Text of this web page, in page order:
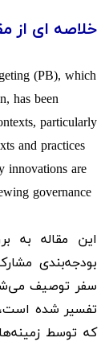
خلاصه ای از
(PB), which
has been
particularly
and practices
innovations are
governance
این مقاله به
بودجه‌بندی
سفر توصیف
تفسیر شده
که توسط